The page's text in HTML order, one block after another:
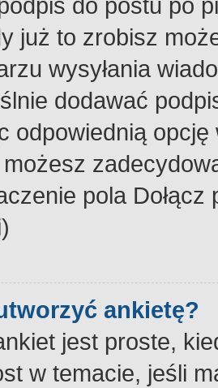
już to zrobisz
wysyłania
dodawać
odpowiednią
pola
ankietę?
jest proste,
w temacie, jeśli